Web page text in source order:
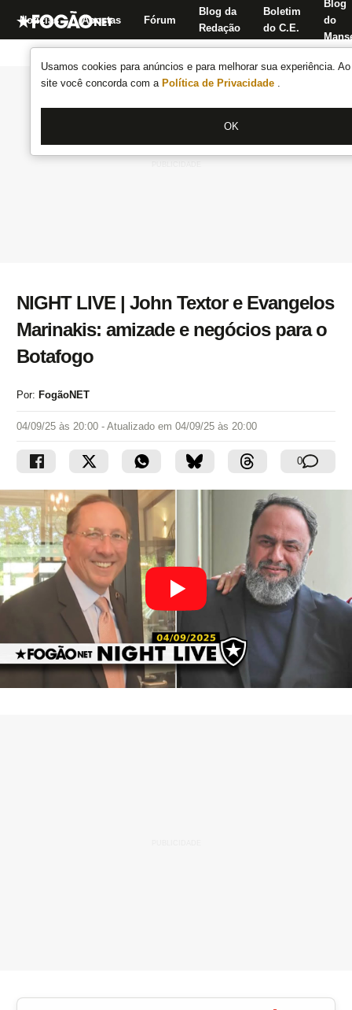
Usamos cookies para anúncios e para melhorar sua experiência.
site você concorda com a Política de Privacidade .
OK
Notícias Apostas Fórum
Blog da
Redação
Boletim
do C.E.
Blog
do
NIGHT LIVE | John Textor e Evangelos
Marinakis: amizade e negócios para o
Botafogo
Por: FogãoNET
04/09/25 às 20:00 - Atualizado em 04/09/25 às 20:00
0